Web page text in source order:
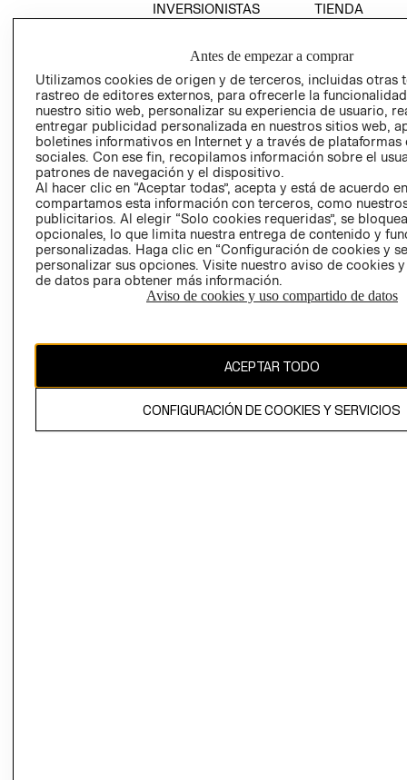
INVERSIONISTAS
EMPRESARIAL
TIENDA
CONDICIONES
AVISO DE
PRIVACIDAD
GIFT CARD
AVISO DE
COOKIES
Uruguay ($U)
El contenido de esta página web está protegido por copyright y es
propiedad de H&M Hennes & Mauritz AB.
Antes de empezar a comprar
Utilizamos cookies de origen y de terceros, incluidas otras
rastreo de editores externos, para ofrecerle la
nuestro sitio web, personalizar su experiencia de usuario,
entregar publicidad personalizada en nuestros sitios web,
boletines informativos en Internet y a través de plataformas
sociales. Con ese fin, recopilamos información sobre el
patrones de navegación y el dispositivo.
Al hacer clic en “Aceptar todas”, acepta y está de acuerdo
compartamos esta información con terceros, como
publicitarios. Al elegir “Solo cookies requeridas”, se
opcionales, lo que limita nuestra entrega de contenido y
personalizadas. Haga clic en “Configuración de cookies y
personalizar sus opciones. Visite nuestro aviso de cookies
de datos para obtener más información.
Aviso de cookies y uso compartido de datos
ACEPTAR TODO
CONFIGURACIÓN DE COOKIES Y SERVICIOS